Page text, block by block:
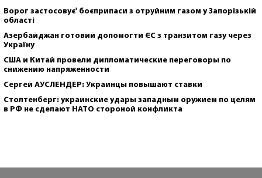
Ворог застосовує' боєприпаси з отруйним газом у Запорізькій
області
Азербайджан готовий допомогти ЄС з транзитом газу через
Україну
США и Китай провели дипломатические переговоры по
снижению напряженности
Сергей АУСЛЕНДЕР: Украинцы повышают ставки
Столтенберг: украинские удары западным оружием по целям
в РФ не сделают НАТО стороной конфликта